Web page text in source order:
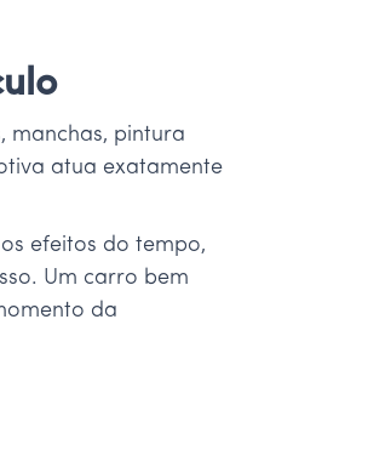
manchas, pintura
atua exatamente
efeitos do tempo,
Um carro bem
da